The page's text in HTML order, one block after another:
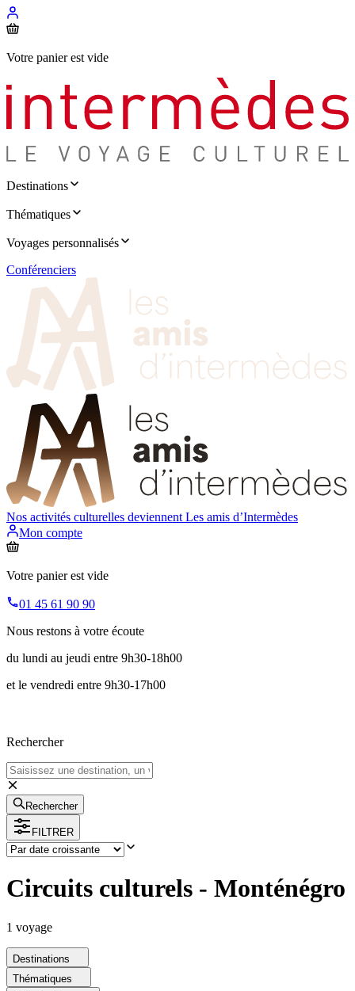
Votre panier est vide
Destinations
Thématiques
Voyages personnalisés
Conférenciers
Nos activités culturelles deviennent Les amis d’Intermèdes
Mon compte
Votre panier est vide
01 45 61 90 90
Nous restons à votre écoute
du lundi au jeudi entre 9h30-18h00
et le vendredi entre 9h30-17h00
Rechercher
Rechercher
FILTRER
Circuits culturels - Monténégro
1 voyage
Destinations
Thématiques